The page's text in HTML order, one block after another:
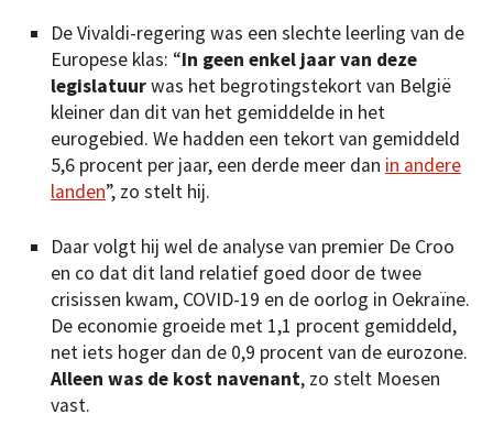
De Vivaldi-regering was een slechte leerling van de
Europese klas: “In geen enkel jaar van deze
legislatuurwas het begrotingstekort van België
kleiner dan dit van het gemiddelde in het
eurogebied. We hadden een tekort van gemiddeld
5,6 procent per jaar, een derde meer dan in andere
landen”, zo stelt hij.
Daar volgt hij wel de analyse van premier De Croo
en co dat dit land relatief goed door de twee
crisissen kwam, COVID-19 en de oorlog in Oekraïne.
De economie groeide met 1,1 procent gemiddeld,
net iets hoger dan de 0,9 procent van de eurozone.
Alleen was de kost navenant, zo stelt Moesen
vast.